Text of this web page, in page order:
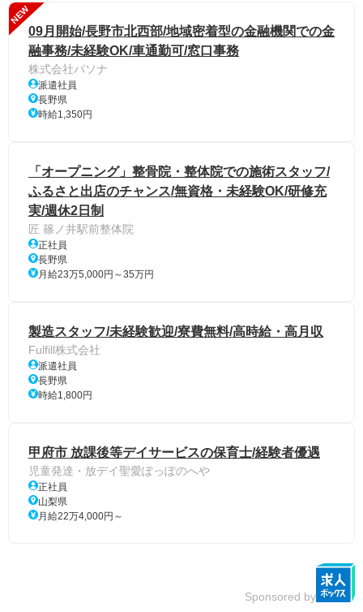
NEW
09月開始/長野市北西部/地域密着型の金融機関での金
融事務/未経験OK/車通勤可/窓口事務
株式会社パソナ
派遣社員
長野県
時給1,350円
「オープニング」整骨院・整体院での施術スタッフ/
ふるさと出店のチャンス/無資格・未経験OK/研修充
実/週休2日制
匠 篠ノ井駅前整体院
正社員
長野県
月給23万5,000円～35万円
製造スタッフ/未経験歓迎/寮費無料/高時給・高月収
Fulfill株式会社
派遣社員
長野県
時給1,800円
甲府市 放課後等デイサービスの保育士/経験者優遇
児童発達・放デイ聖愛ぽっぽのへや
正社員
山梨県
月給22万4,000円～
Sponsored by